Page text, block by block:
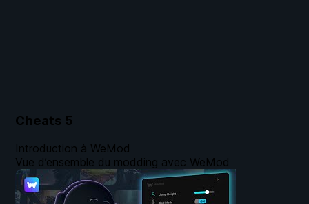
Cheats 5
Introduction à WeMod
Vue d’ensemble du modding avec WeMod